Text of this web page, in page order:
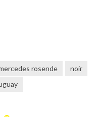
rosende
noir